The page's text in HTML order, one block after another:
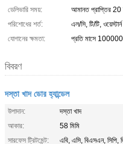
ডেলিভারি সময়:
আমানত প্রাপ্তির 20
পরিশোধের শর্ত:
এল/সি, টি/টি,
যোগানের ক্ষমতা:
প্রতি মাসে
বিবরণ
দস্তা খাদ ডোর হ্যান্ডেল
উপাদান:
দস্তা খাদ
আকার:
58 মিমি
সারফেস ট্রিটমেন্ট:
এবি, এসি, বিএসএন, সিপি,